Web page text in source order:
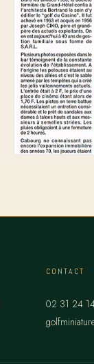
CONTACT
02 31 24